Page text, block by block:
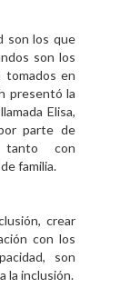
son los que
son los
tomados en
presentó la
Elisa,
parte de
tanto con
familia.
crear
con los
son
la inclusión.